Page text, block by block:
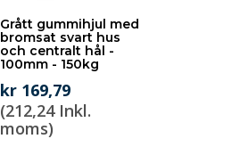
Grått gummihjul med
bromsat svart hus
och centralt hål -
100mm - 150kg
kr 169,79
(212,24 Inkl.
moms)